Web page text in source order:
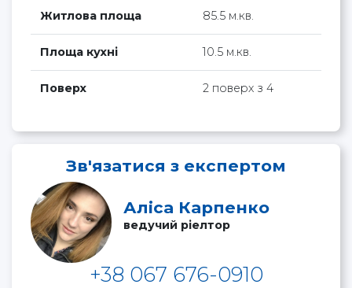
Житлова площа 85.5 м.кв.
Площа кухні 10.5 м.кв.
Поверх 2 поверх з 4
Зв'язатися з експертом
Аліса Карпенко
ведучий ріелтор
+38 067 676-0910